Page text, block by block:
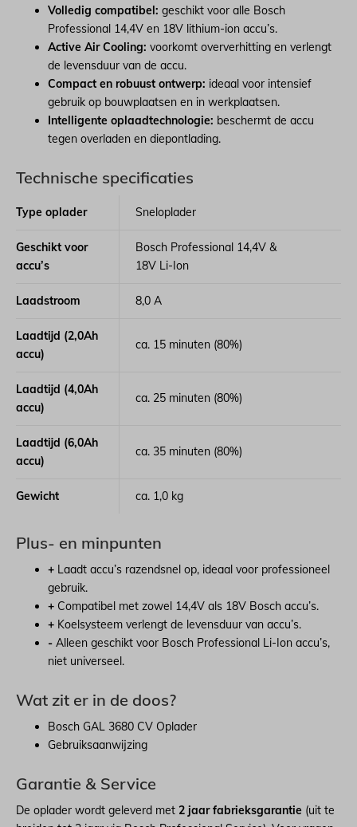
Volledig compatibel: geschikt voor alle Bosch
Professional 14,4V en 18V lithium-ion accu’s.
Active Air Cooling: voorkomt oververhitting en verlengt
de levensduur van de accu.
Compact en robuust ontwerp: ideaal voor intensief
gebruik op bouwplaatsen en in werkplaatsen.
Intelligente oplaadtechnologie: beschermt de accu
tegen overladen en diepontlading.
Technische specificaties
Type oplader Sneloplader
Geschikt voor
accu’s
Bosch Professional 14,4V &
18V Li-Ion
Laadstroom 8,0 A
Laadtijd (2,0Ah
accu)
ca. 15 minuten (80%)
Laadtijd (4,0Ah
accu)
ca. 25 minuten (80%)
Laadtijd (6,0Ah
accu)
ca. 35 minuten (80%)
Gewicht ca. 1,0 kg
Plus- en minpunten
+ Laadt accu’s razendsnel op, ideaal voor professioneel
gebruik.
+ Compatibel met zowel 14,4V als 18V Bosch accu’s.
+ Koelsysteem verlengt de levensduur van accu’s.
- Alleen geschikt voor Bosch Professional Li-Ion accu’s,
niet universeel.
Wat zit er in de doos?
Bosch GAL 3680 CV Oplader
Gebruiksaanwijzing
Garantie & Service
De oplader wordt geleverd met 2 jaar fabrieksgarantie (uit te